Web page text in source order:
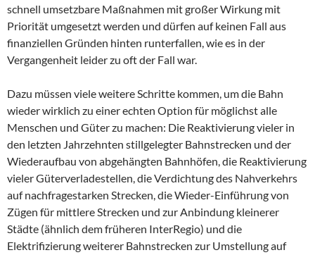
schnell umsetzbare Maßnahmen mit großer Wirkung mit
Priorität umgesetzt werden und dürfen auf keinen Fall aus
finanziellen Gründen hinten runterfallen, wie es in der
Vergangenheit leider zu oft der Fall war.
Dazu müssen viele weitere Schritte kommen, um die Bahn
wieder wirklich zu einer echten Option für möglichst alle
Menschen und Güter zu machen: Die Reaktivierung vieler in
den letzten Jahrzehnten stillgelegter Bahnstrecken und der
Wiederaufbau von abgehängten Bahnhöfen, die Reaktivierung
vieler Güterverladestellen, die Verdichtung des Nahverkehrs
auf nachfragestarken Strecken, die Wieder-Einführung von
Zügen für mittlere Strecken und zur Anbindung kleinerer
Städte (ähnlich dem früheren InterRegio) und die
Elektrifizierung weiterer Bahnstrecken zur Umstellung auf